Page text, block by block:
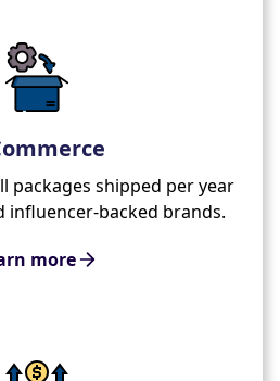
packages shipped per year
influencer-backed brands.
more